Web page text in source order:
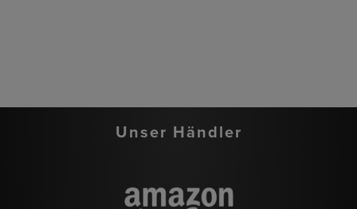
Unser Händler